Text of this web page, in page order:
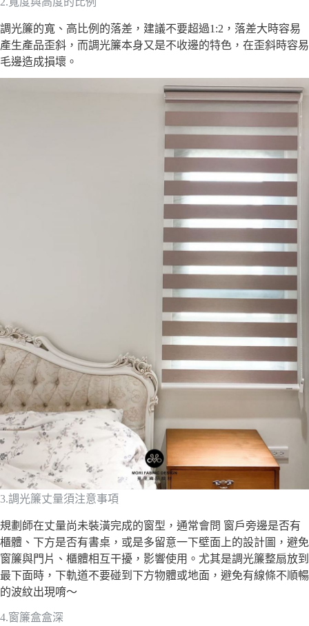
調光簾的寬、高比例的落差，建議不要超過1:2，落差大時容易
產生產品歪斜，而調光簾本身又是不收邊的特色，在歪斜時容易
毛邊造成損壞。
3.調光簾丈量須注意事項
規劃師在丈量尚未裝潢完成的窗型，通常會問 窗戶旁邊是否有
櫃體、下方是否有書桌，或是多留意一下壁面上的設計圖，避免
窗簾與門片、櫃體相互干擾，影響使用。尤其是調光簾整扇放到
最下面時，下軌道不要碰到下方物體或地面，避免有線條不順暢
的波紋出現唷～
4.窗簾盒盒深